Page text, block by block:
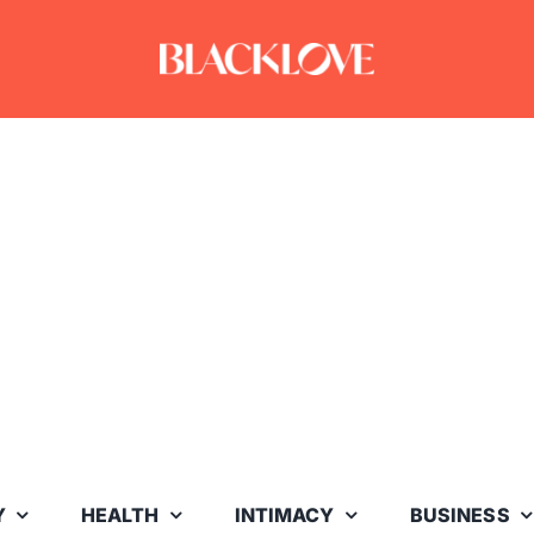
HEALTH INTIMACY BUSINESS